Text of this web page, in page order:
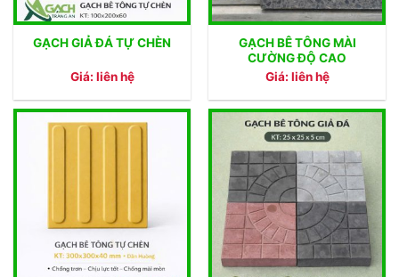
GẠCH GIẢ ĐÁ TỰ CHÈN
Giá: liên hệ
GẠCH BÊ TÔNG MÀI
CƯỜNG ĐỘ CAO
Giá: liên hệ